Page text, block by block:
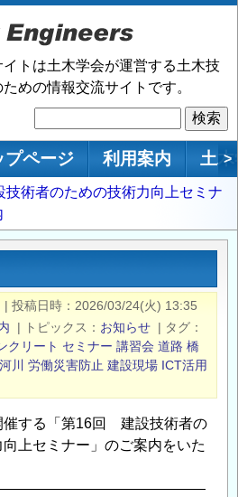
イトは土木学会が運営する土木技
めの情報交流サイトです。
索
プページ 利用案内 土 >
術者のための技術力向上セミナ
| 投稿日時
2026/03/24(火) 13:35
| トピックス お知らせ | タグ
クリート セミナー 講習会 道路 橋
河川 労働災害防止 建設現場 ICT活用
催する「第16回 建設技術者の
上セミナー」のご案内をいた